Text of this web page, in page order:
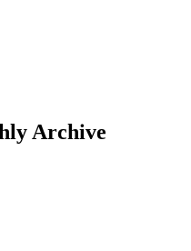
Archive